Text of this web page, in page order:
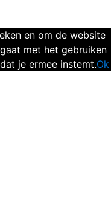
en om de website
met het gebruiken
je ermee instemt.Ok